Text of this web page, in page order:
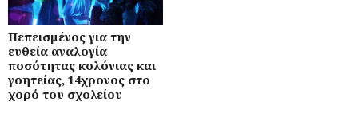
Πεπεισμένος για την
ευθεία αναλογία
ποσότητας κολόνιας και
γοητείας, 14χρονος στο
χορό του σχολείου